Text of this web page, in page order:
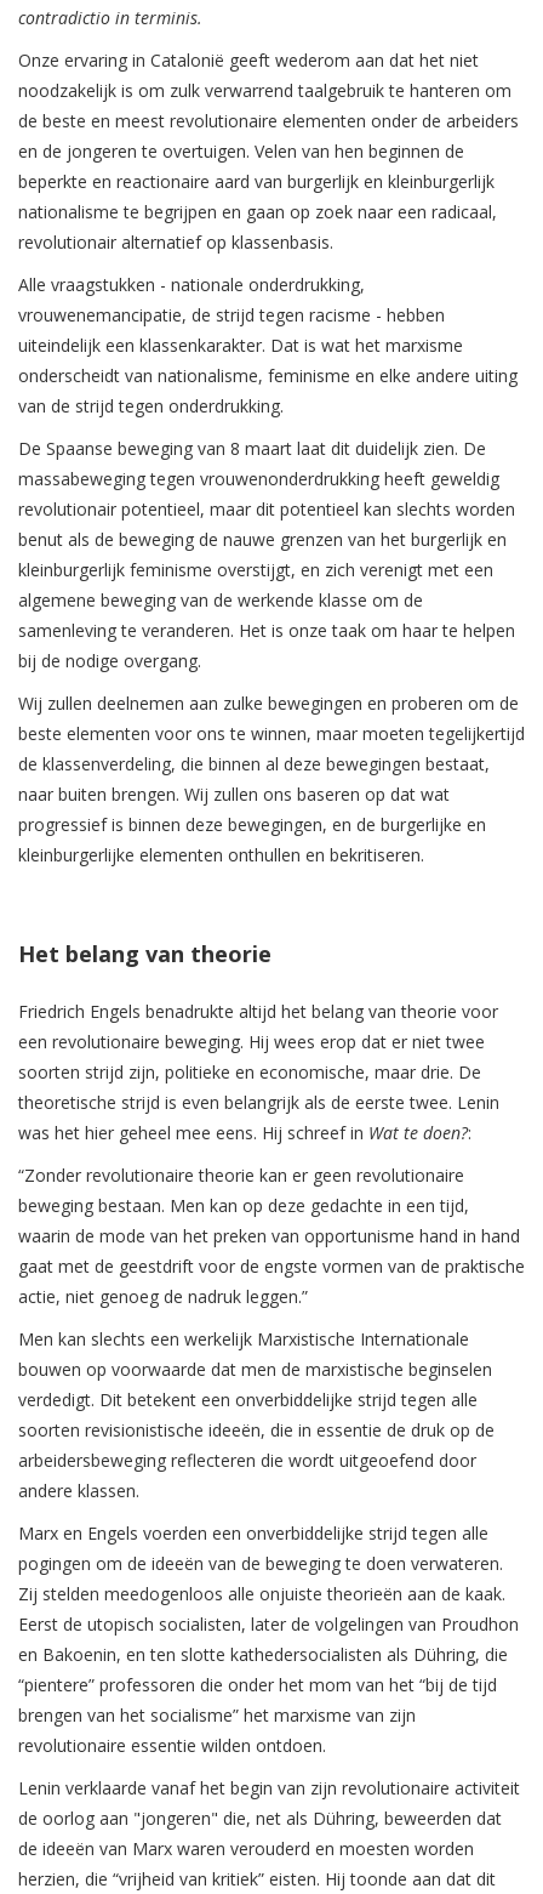
contradictio in terminis.
Onze ervaring in Catalonië geeft wederom aan dat het niet
noodzakelijk is om zulk verwarrend taalgebruik te hanteren om
de beste en meest revolutionaire elementen onder de arbeiders
en de jongeren te overtuigen. Velen van hen beginnen de
beperkte en reactionaire aard van burgerlijk en kleinburgerlijk
nationalisme te begrijpen en gaan op zoek naar een radicaal,
revolutionair alternatief op klassenbasis.
Alle vraagstukken - nationale onderdrukking,
vrouwenemancipatie, de strijd tegen racisme - hebben
uiteindelijk een klassenkarakter. Dat is wat het marxisme
onderscheidt van nationalisme, feminisme en elke andere uiting
van de strijd tegen onderdrukking.
De Spaanse beweging van 8 maart laat dit duidelijk zien. De
massabeweging tegen vrouwenonderdrukking heeft geweldig
revolutionair potentieel, maar dit potentieel kan slechts worden
benut als de beweging de nauwe grenzen van het burgerlijk en
kleinburgerlijk feminisme overstijgt, en zich verenigt met een
algemene beweging van de werkende klasse om de
samenleving te veranderen. Het is onze taak om haar te helpen
bij de nodige overgang.
Wij zullen deelnemen aan zulke bewegingen en proberen om de
beste elementen voor ons te winnen, maar moeten tegelijkertijd
de klassenverdeling, die binnen al deze bewegingen bestaat,
naar buiten brengen. Wij zullen ons baseren op dat wat
progressief is binnen deze bewegingen, en de burgerlijke en
kleinburgerlijke elementen onthullen en bekritiseren.
Het belang van theorie
Friedrich Engels benadrukte altijd het belang van theorie voor
een revolutionaire beweging. Hij wees erop dat er niet twee
soorten strijd zijn, politieke en economische, maar drie. De
theoretische strijd is even belangrijk als de eerste twee. Lenin
was het hier geheel mee eens. Hij schreef in Wat te doen?:
“Zonder revolutionaire theorie kan er geen revolutionaire
beweging bestaan. Men kan op deze gedachte in een tijd,
waarin de mode van het preken van opportunisme hand in hand
gaat met de geestdrift voor de engste vormen van de praktische
actie, niet genoeg de nadruk leggen.”
Men kan slechts een werkelijk Marxistische Internationale
bouwen op voorwaarde dat men de marxistische beginselen
verdedigt. Dit betekent een onverbiddelijke strijd tegen alle
soorten revisionistische ideeën, die in essentie de druk op de
arbeidersbeweging reflecteren die wordt uitgeoefend door
andere klassen.
Marx en Engels voerden een onverbiddelijke strijd tegen alle
pogingen om de ideeën van de beweging te doen verwateren.
Zij stelden meedogenloos alle onjuiste theorieën aan de kaak.
Eerst de utopisch socialisten, later de volgelingen van Proudhon
en Bakoenin, en ten slotte kathedersocialisten als Dühring, die
“pientere” professoren die onder het mom van het “bij de tijd
brengen van het socialisme” het marxisme van zijn
revolutionaire essentie wilden ontdoen.
Lenin verklaarde vanaf het begin van zijn revolutionaire activiteit
de oorlog aan "jongeren" die, net als Dühring, beweerden dat
de ideeën van Marx waren verouderd en moesten worden
herzien, die “vrijheid van kritiek” eisten. Hij toonde aan dat dit